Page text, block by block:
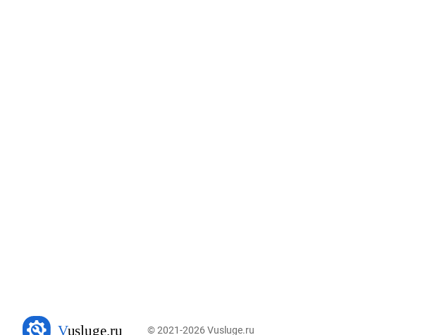
© 2021-2026 Vusluge.ru